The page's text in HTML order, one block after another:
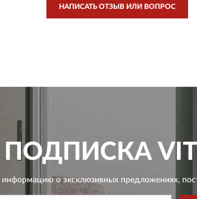
НАПИСАТЬ ОТЗЫВ ИЛИ ВОПРОС
ПОДПИСКА
информацию о эксклюзивных предложениях,